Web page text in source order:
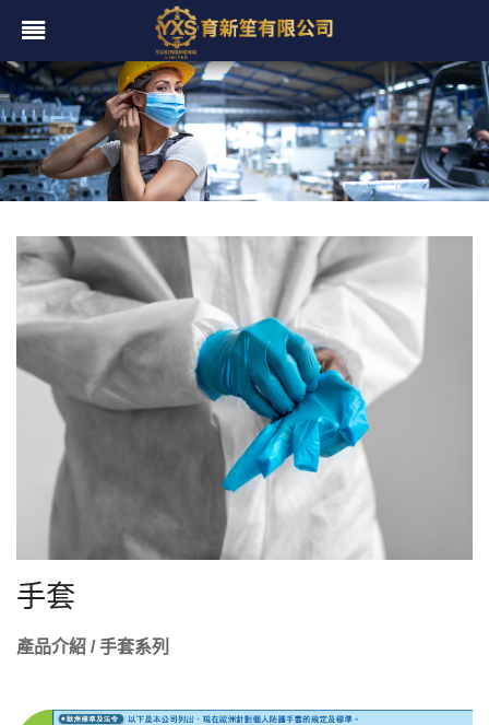
手套
產品介紹 / 手套系列